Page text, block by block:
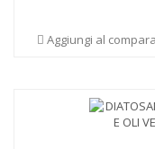
Aggiungi al